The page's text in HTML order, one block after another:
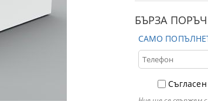
БЪРЗА
САМО